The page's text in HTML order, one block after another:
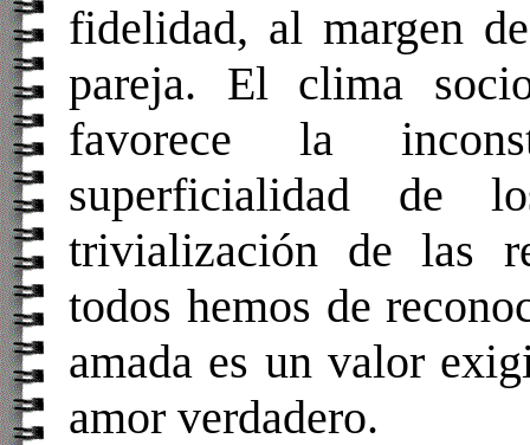
fidelidad, al margen
pareja. El clima
favorece la
superficialidad de
trivialización de las
todos hemos de
amada es un valor
amor verdadero.